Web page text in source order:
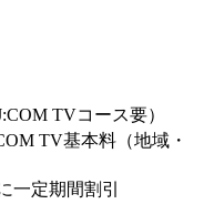
TVコース要）
TV基本料（地域・
一定期間割引